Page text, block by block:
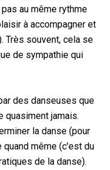
au même rythme
à accompagner et
Très souvent, cela se
de sympathie qui
des danseuses que
quasiment jamais.
la danse (pour
même (c'est du
de la danse).